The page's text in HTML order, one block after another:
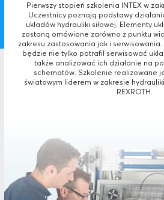
Pierwszy stopień szkolenia INTEX w
Uczestnicy poznają podstawy
układów hydrauliki siłowej. Elementy
zostaną omówione zarówno z punktu
zakresu zastosowania jak i
będzie nie tylko potrafił serwisować
także analizować ich działanie na
schematów. Szkolenie realizowane
światowym liderem w zakresie
REXROTH.